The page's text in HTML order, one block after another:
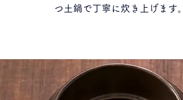
つ土鍋で丁寧に炊き上げます。